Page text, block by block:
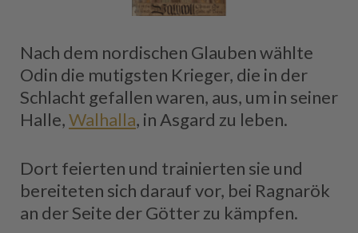
Nach dem nordischen Glauben wählte
Odin die mutigsten Krieger, die in der
Schlacht gefallen waren, aus, um in seiner
Halle,Walhalla, in Asgard zu leben.
Dort feierten und trainierten sie und
bereiteten sich darauf vor, bei Ragnarök
an der Seite der Götter zu kämpfen.